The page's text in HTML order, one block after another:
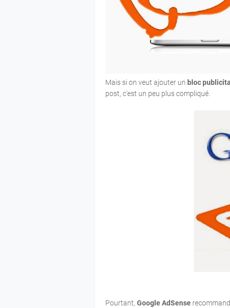
Mais si on veut ajouter un bloc
post, c'est un peu plus compliqué.
Pourtant, Google AdSense